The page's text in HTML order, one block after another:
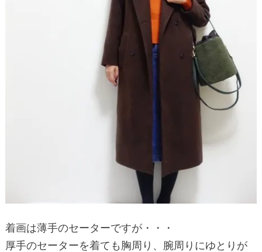
着画は薄手のセーターですが・・・
厚手のセーターを着ても胸周り、腕周りにゆとりが